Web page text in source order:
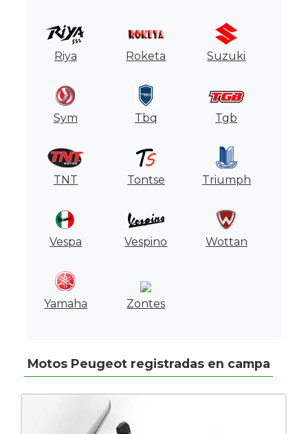
Riya Roketa Suzuki
Sym Tbq Tgb
TNT Tontse Triumph
Vespa Vespino Wottan
Yamaha Zontes
Motos Peugeot registradas en campa